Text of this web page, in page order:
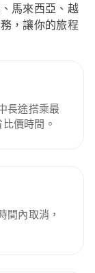
馬來西亞、越
，讓你的旅程
長途搭乘最
價時間。
間內取消，